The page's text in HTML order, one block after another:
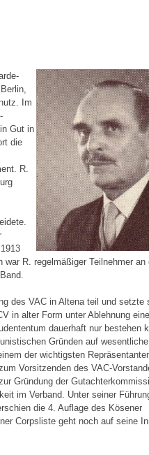
Im
Gut in
die
R.
R. regelmäßiger Teilnehmer an
des VAC in Altena teil und setzte
in alter Form unter Ablehnung
dauerhaft nur bestehen
Gründen auf wesentliche
der wichtigsten
Vorsitzenden des VAC-
Gründung der
im Verband. Unter seiner
die 4. Auflage des Kösener
Corpsliste geht noch auf seine